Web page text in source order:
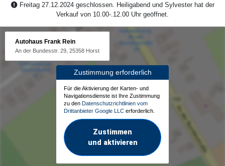
Freitag 27.12.2024 geschlossen. Heiligabend und Sylvester hat der
Verkauf von 10.00-.12.00 Uhr geöffnet.
Autohaus Frank Rein
An der Bundesstr. 29, 25358 Horst
Zustimmung erforderlich
Für die Aktivierung der Karten- und
Navigationsdienste ist Ihre Zustimmung
zu den Datenschutzrichtlinien vom
Drittanbieter Google LLC erforderlich.
Zustimmen
und aktivieren